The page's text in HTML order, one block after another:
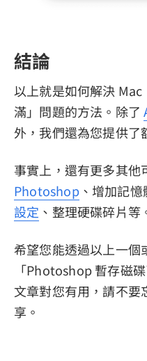
結論
以上就是如何解決
滿」問題的方法。除了
外，我們還為您提供了
事實上，還有更多其他
Photoshop、增加記憶
設定 、整理硬碟碎片等
希望您能透過以上一個
「Photoshop 暫存磁
文章對您有用，請不要
享。